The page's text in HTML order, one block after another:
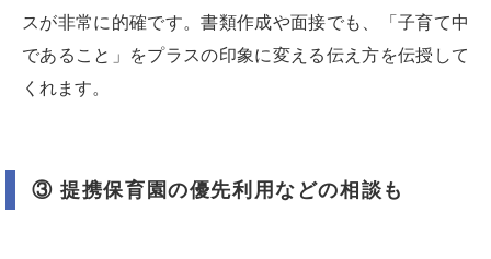
スが非常に的確です。書類作成や面接でも、「子育て中
であること」をプラスの印象に変える伝え方を伝授して
くれます。
③ 提携保育園の優先利用などの相談も